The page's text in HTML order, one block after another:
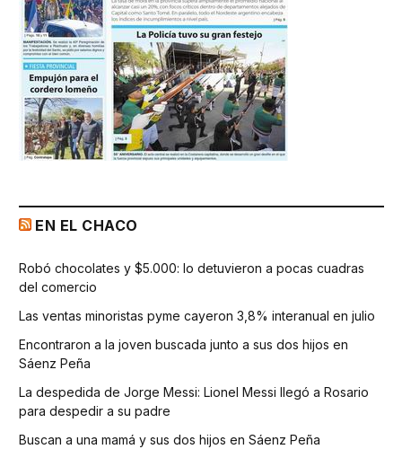
EN EL CHACO
Robó chocolates y $5.000: lo detuvieron a pocas cuadras
del comercio
Las ventas minoristas pyme cayeron 3,8% interanual en julio
Encontraron a la joven buscada junto a sus dos hijos en
Sáenz Peña
La despedida de Jorge Messi: Lionel Messi llegó a Rosario
para despedir a su padre
Buscan a una mamá y sus dos hijos en Sáenz Peña